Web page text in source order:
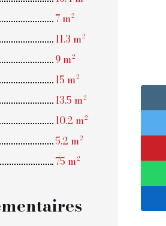
7 m²
11.3 m²
9 m²
15 m²
13.5 m²
10.2 m²
5.2 m²
75 m²